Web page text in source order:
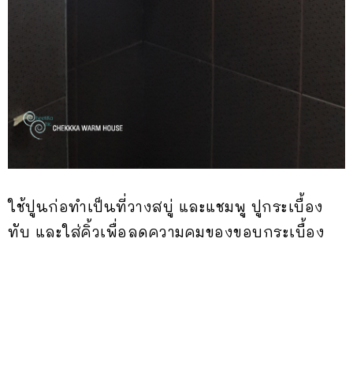
ใช้ปูนก่อทำเป็นที่วางสบู่ และแชมพู ปูกระเบื้อง
ทับ และใส่คิ้วเพื่อลดความคมของขอบกระเบื้อง